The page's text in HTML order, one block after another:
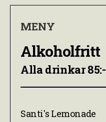
MENY
Alkoholfritt
Alla drinkar 85:-
Santi's Lemonade